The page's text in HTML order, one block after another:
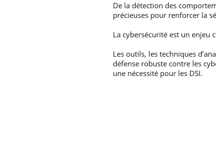
De la détection des
précieuses pour renforcer la
La cybersécurité est un enjeu
Les outils, les techniques
défense robuste contre les
une nécessité pour les DSI.